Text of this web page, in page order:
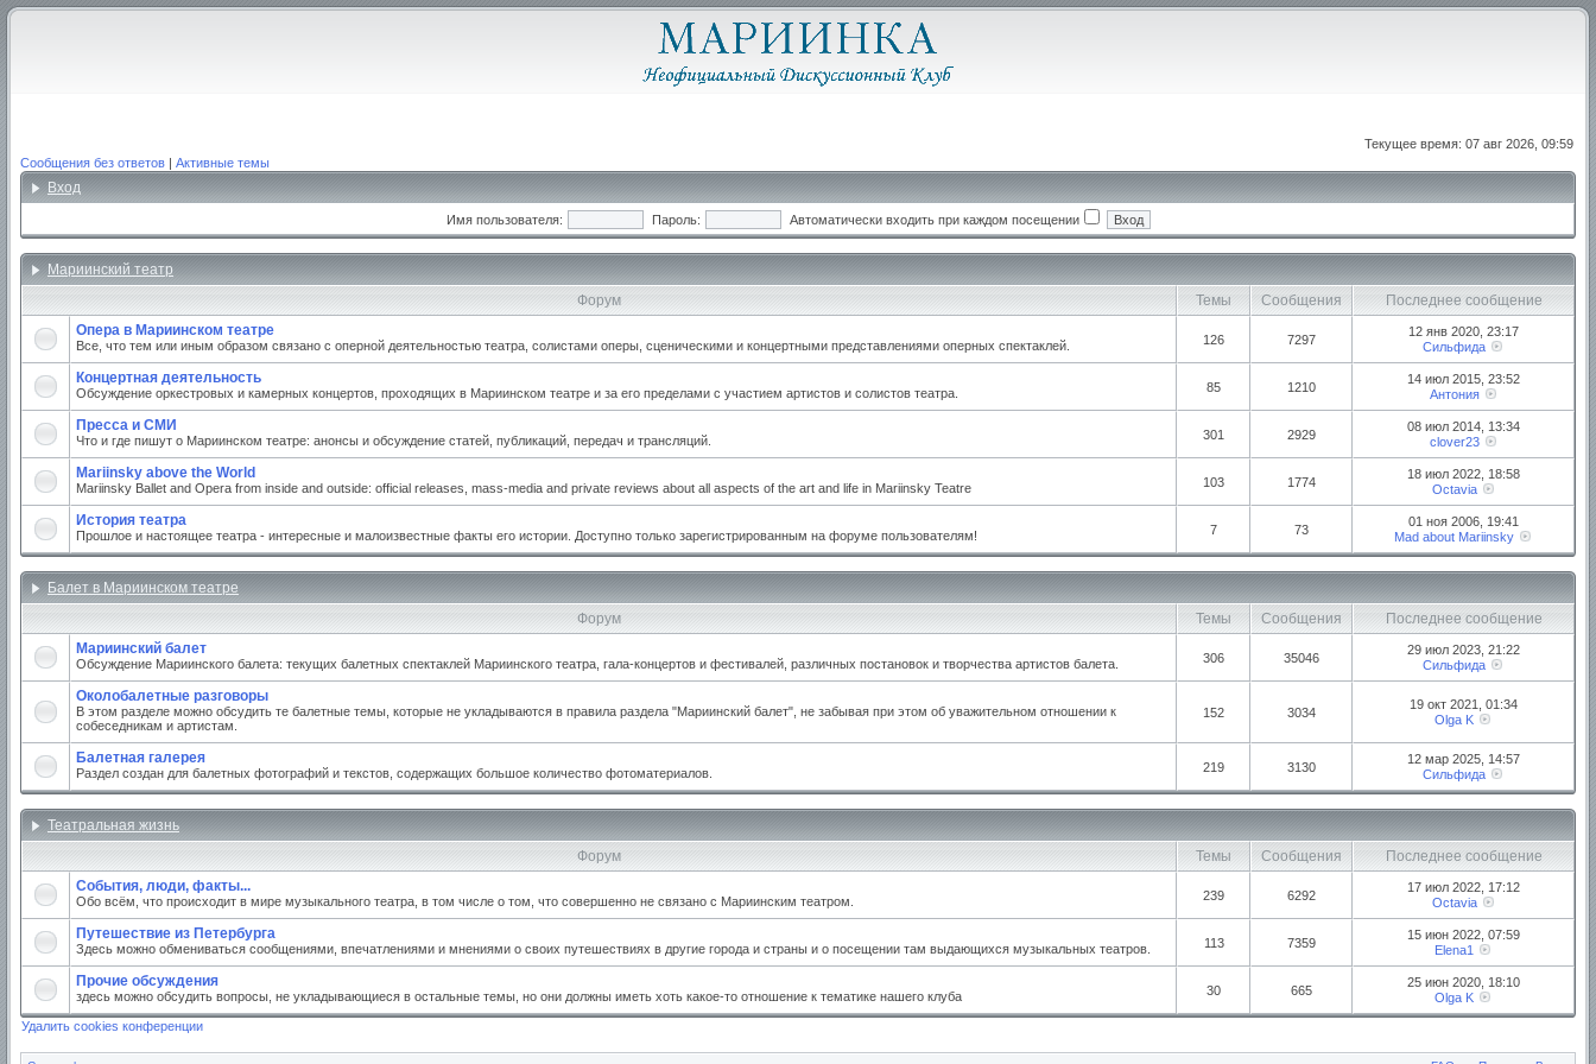
Текущее время: 07 авг 2026, 09:59
Сообщения без ответов | Активные темы
Вход
Имя пользователя: Пароль: Автоматически входить при каждом посещении
Мариинский театр
Форум
Темы Сообщения
Последнее сообщение
Опера в Мариинском театре
Все, что тем или иным образом связано с оперной деятельностью театра, солистами оперы, сценическими и концертными представлениями оперных спектаклей. 126 7297
12 янв 2020, 23:17
Сильфида
Концертная деятельность
Обсуждение оркестровых и камерных концертов, проходящих в Мариинском театре и за его пределами с участием артистов и солистов театра. 85 1210
14 июл 2015, 23:52
Антония
Пресса и СМИ
Что и где пишут о Мариинском театре: анонсы и обсуждение статей, публикаций, передач и трансляций. 301 2929
08 июл 2014, 13:34
clover23
Mariinsky above the World
Mariinsky Ballet and Opera from inside and outside: official releases, mass-media and private reviews about all aspects of the art and life in Mariinsky Teatre 103 1774
18 июл 2022, 18:58
Octavia
История театра
Прошлое и настоящее театра - интересные и малоизвестные факты его истории. Доступно только зарегистрированным на форуме пользователям! 7 73
01 ноя 2006, 19:41
Mad about Mariinsky
Балет в Мариинском театре
Форум
Темы Сообщения
Последнее сообщение
Мариинский балет
Обсуждение Мариинского балета: текущих балетных спектаклей Мариинского театра, гала-концертов и фестивалей, различных постановок и творчества артистов балета. 306 35046
29 июл 2023, 21:22
Сильфида
Околобалетные разговоры
В этом разделе можно обсудить те балетные темы, которые не укладываются в правила раздела "Мариинский балет", не забывая при этом об уважительном отношении к
собеседникам и артистам.
152 3034
19 окт 2021, 01:34
Olga K
Балетная галерея
Раздел создан для балетных фотографий и текстов, содержащих большое количество фотоматериалов. 219 3130
12 мар 2025, 14:57
Сильфида
Театральная жизнь
Форум
Темы Сообщения
Последнее сообщение
События, люди, факты...
Обо всём, что происходит в мире музыкального театра, в том числе о том, что совершенно не связано с Мариинским театром. 239 6292
17 июл 2022, 17:12
Octavia
Путешествие из Петербурга
Здесь можно обмениваться сообщениями, впечатлениями и мнениями о своих путешествиях в другие города и страны и о посещении там выдающихся музыкальных театров. 113 7359
15 июн 2022, 07:59
Elena1
Прочие обсуждения
здесь можно обсудить вопросы, не укладывающиеся в остальные темы, но они должны иметь хоть какое-то отношение к тематике нашего клуба 30 665
25 июн 2020, 18:10
Olga K
Удалить cookies конференции